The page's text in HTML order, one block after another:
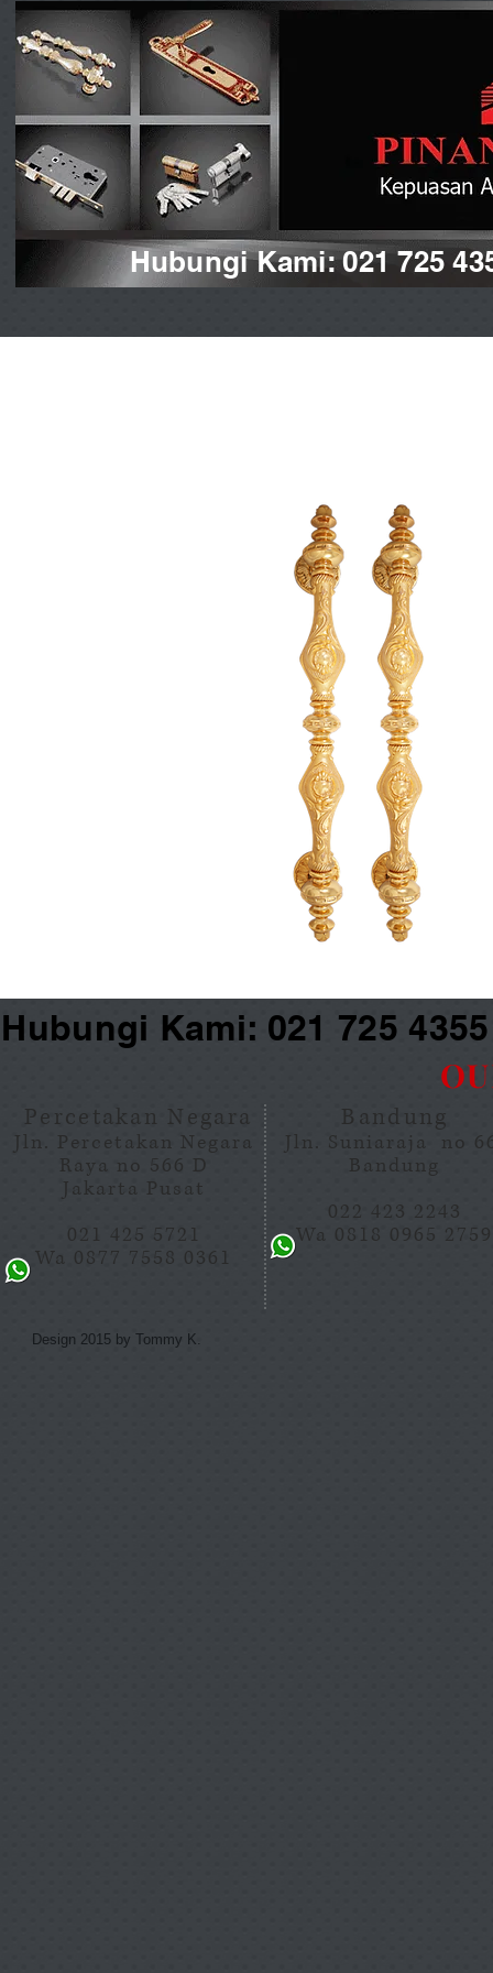
Hubungi Kami: 021 725
Kami: 021 725
Percetakan Negara
Jln. Percetakan Negara
Raya no 566 D
Jakarta Pusat
021 425 5721
Wa 0877 7558 0361
Bandung
Jln. Suniaraja no
Bandung
022 423 2243
Wa 0818 0965 2759
Design 2015 by Tommy K.